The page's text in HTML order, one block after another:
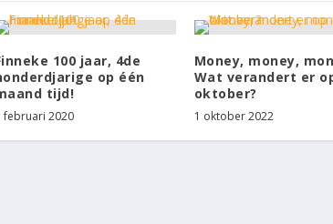
100 jaar, 4de
op één
tijd!
februari 2020
Money, money,
Wat verandert er
oktober?
1 oktober 2022